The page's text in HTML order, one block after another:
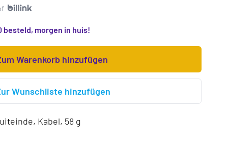
besteld, morgen in huis!
Warenkorb hinzufügen
Wunschliste hinzufügen
Kabel, 58 g